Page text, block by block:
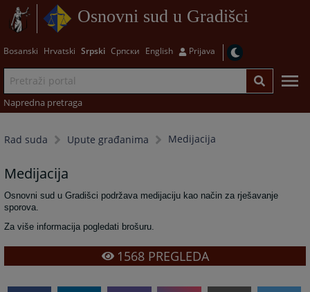
Osnovni sud u Gradišci
Bosanski Hrvatski Srpski Српски English Prijava
Napredna pretraga
Rad suda Upute građanima Medijacija
Medijacija
Osnovni sud u Gradišci podržava medijaciju kao način za rješavanje
sporova.
Za više informacija pogledati brošuru.
1568PREGLEDA